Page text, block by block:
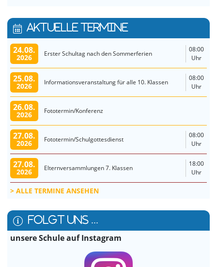
AKTUELLE TERMINE
24.08.
2026 Erster Schultag nach den Sommerferien
08:00
Uhr
25.08.
2026 Informationsveranstaltung für alle 10. Klassen
08:00
Uhr
26.08.
2026 Fototermin/Konferenz
27.08.
2026 Fototermin/Schulgottesdienst
08:00
Uhr
27.08.
2026 Elternversammlungen 7. Klassen
18:00
Uhr
ALLE TERMINE ANSEHEN
FOLGT UNS ...
unsere Schule auf Instagram